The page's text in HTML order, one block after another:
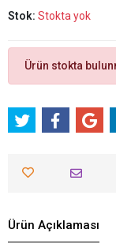
Stok: Stokta yok
Ürün stokta
Ürün Açıklaması